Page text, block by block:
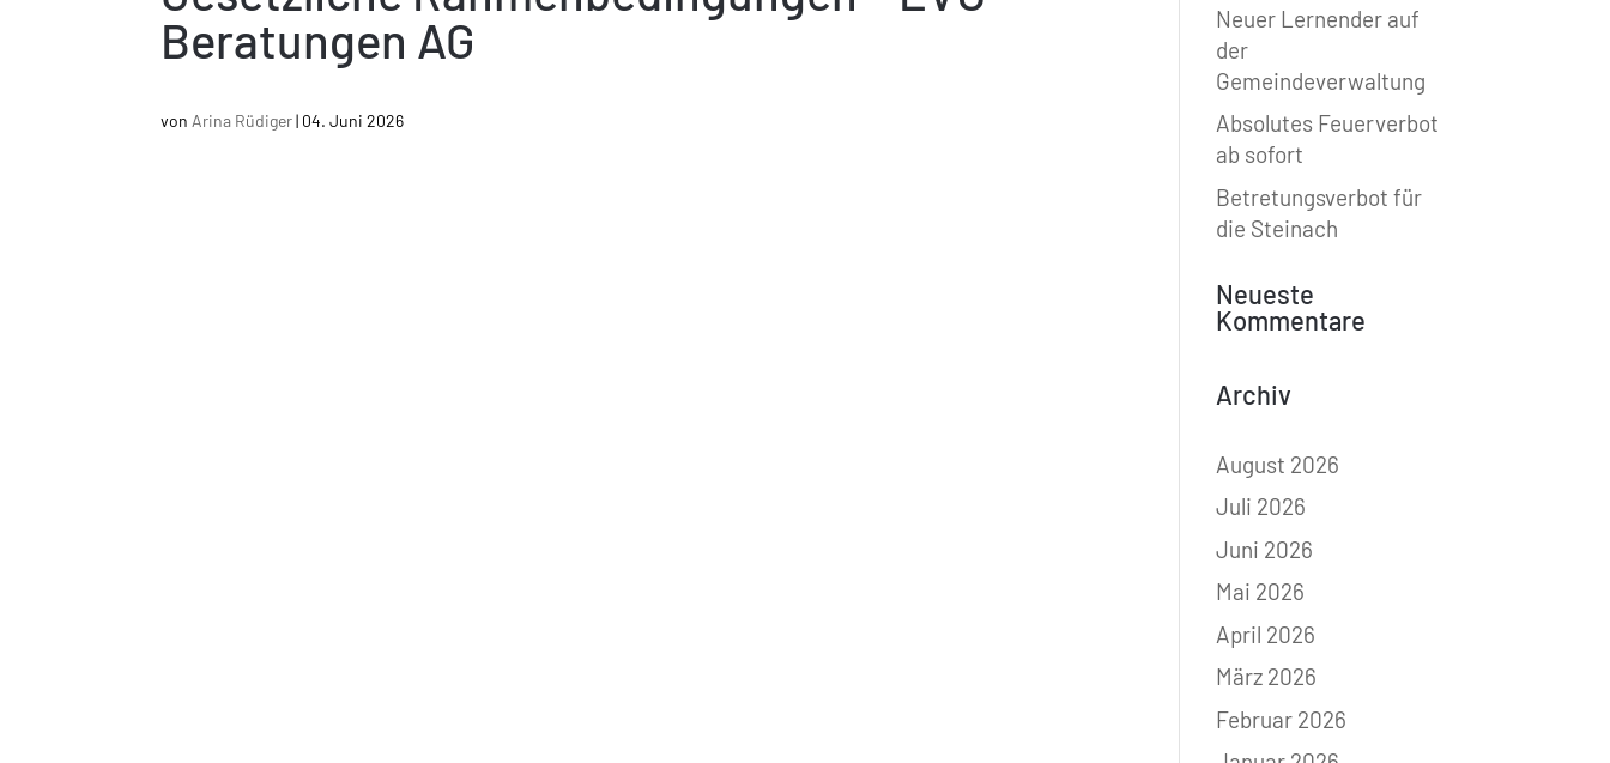
Beratungen AG
von Arina Rüdiger| 04. Juni 2026
Neuer Lernender auf
der
Gemeindeverwaltung
Absolutes Feuerverbot
ab sofort
Betretungsverbot für
die Steinach
Neueste
Kommentare
Archiv
August 2026
Juli 2026
Juni 2026
Mai 2026
April 2026
März 2026
Februar 2026